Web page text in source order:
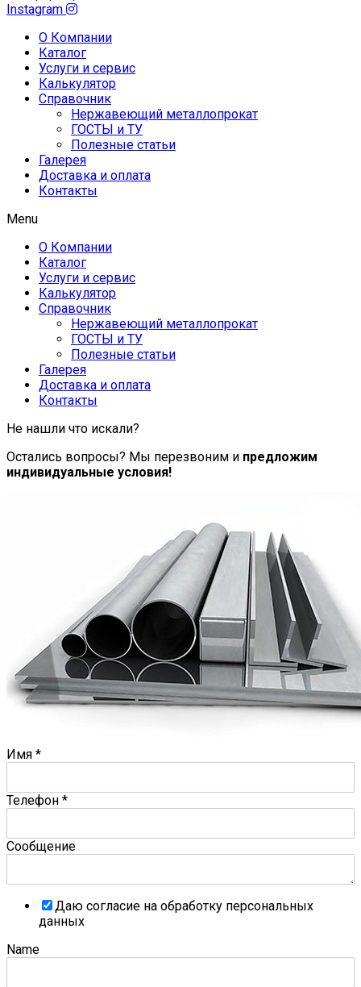
Instagram
О Компании
Каталог
Услуги и сервис
Калькулятор
Справочник
Нержавеющий металлопрокат
ГОСТЫ и ТУ
Полезные статьи
Галерея
Доставка и оплата
Контакты
Menu
О Компании
Каталог
Услуги и сервис
Калькулятор
Справочник
Нержавеющий металлопрокат
ГОСТЫ и ТУ
Полезные статьи
Галерея
Доставка и оплата
Контакты
Не нашли что искали?
Остались вопросы? Мы перезвоним и предложим
индивидуальные условия!
Имя *
Телефон *
Сообщение
Даю согласие на обработку персональных
данных
Name